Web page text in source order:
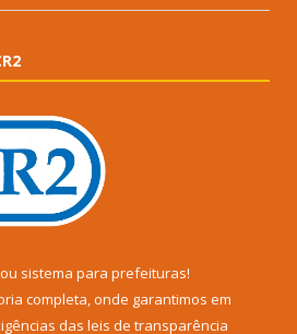
ou sistema para prefeituras!
completa, onde garantimos em
das leis de transparência